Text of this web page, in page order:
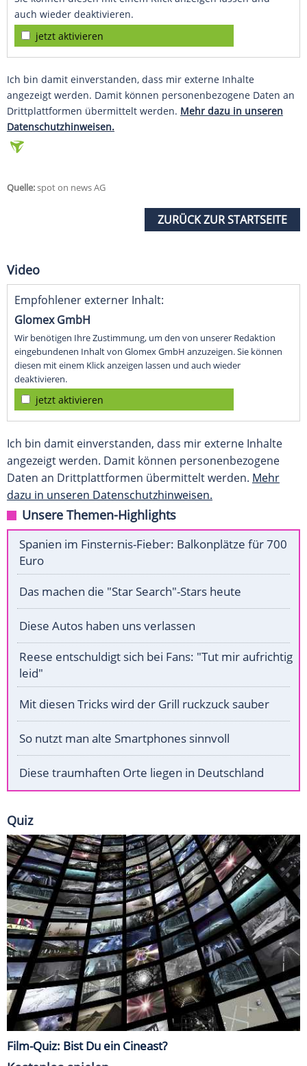
auch wieder deaktivieren.
jetzt aktivieren
Ich bin damit einverstanden, dass mir externe Inhalte
angezeigt werden. Damit können personenbezogene Daten an
Drittplattformen übermittelt werden. Mehr dazu in unseren
Datenschutzhinweisen.
Quelle:spot on news AG
ZURÜCK ZUR STARTSEITE
Video
Empfohlener externer Inhalt:
Glomex GmbH
Wir benötigen Ihre Zustimmung, um den von unserer Redaktion
eingebundenen Inhalt von Glomex GmbH anzuzeigen. Sie können
diesen mit einem Klick anzeigen lassen und auch wieder
deaktivieren.
jetzt aktivieren
Ich bin damit einverstanden, dass mir externe Inhalte
angezeigt werden. Damit können personenbezogene
Daten an Drittplattformen übermittelt werden. Mehr
dazu in unseren Datenschutzhinweisen.
Unsere Themen-Highlights
Spanien im Finsternis-Fieber: Balkonplätze für 700
Euro
Das machen die "Star Search"-Stars heute
Diese Autos haben uns verlassen
Reese entschuldigt sich bei Fans: "Tut mir aufrichtig
leid"
Mit diesen Tricks wird der Grill ruckzuck sauber
So nutzt man alte Smartphones sinnvoll
Diese traumhaften Orte liegen in Deutschland
Quiz
Film-Quiz: Bist Du ein Cineast?